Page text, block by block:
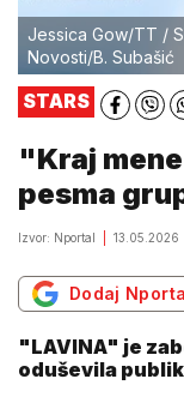
Jessica Gow/TT /
Novosti/B. Subašić
STARS
"Kraj
pesma
Izvor: Nportal 13.05.2026
Dodaj
"LAVINA" je
oduševila